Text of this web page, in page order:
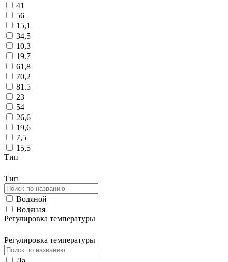
41
56
15,1
34,5
10,3
19.7
61,8
70,2
81.5
23
54
26,6
19,6
7,5
15,5
Тип
Тип
Водяной
Водяная
Регулировка температуры
Регулировка температуры